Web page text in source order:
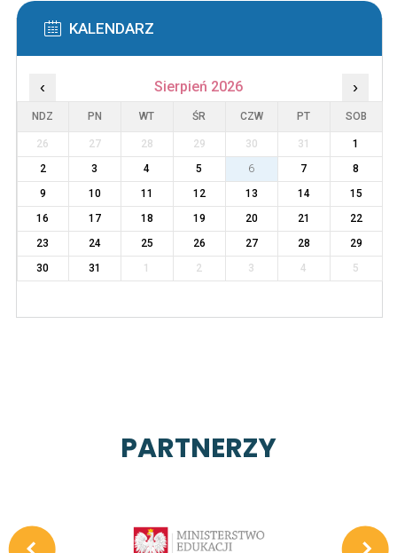
KALENDARZ
‹ Sierpień 2026 ›
NDZ PN WT ŚR CZW PT SOB
26 27 28 29 30 31
1
2
3 4 5 6 7
8
9
10 11 12 13 14
15
16
17 18 19 20 21
22
23
24 25 26 27 28
29
30
31 1 2 3 4 5
PARTNERZY